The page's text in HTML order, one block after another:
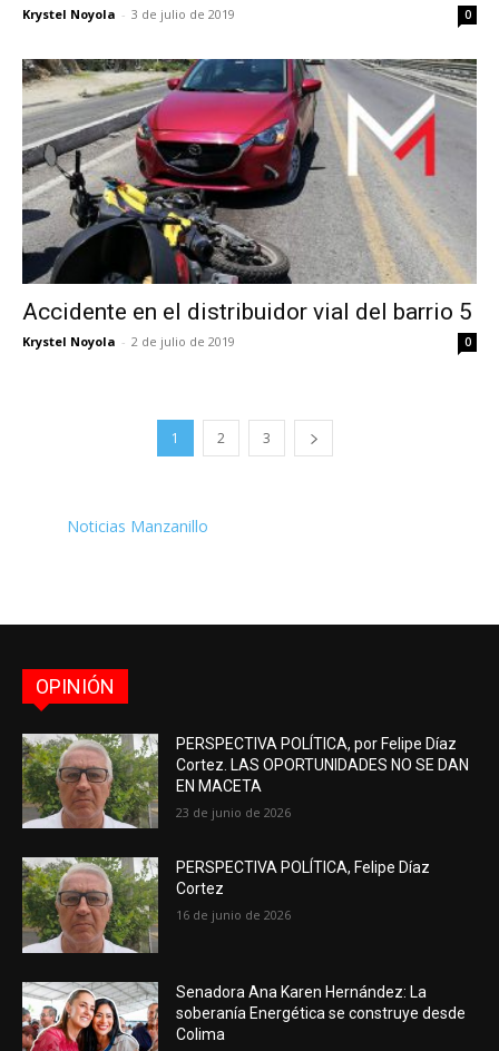
Krystel Noyola - 3 de julio de 2019 0
Accidente en el distribuidor vial del barrio 5
Krystel Noyola - 2 de julio de 2019 0
1 2 3
Noticias Manzanillo
OPINIÓN
PERSPECTIVA POLÍTICA, por Felipe Díaz
Cortez. LAS OPORTUNIDADES NO SE DAN
EN MACETA
23 de junio de 2026
PERSPECTIVA POLÍTICA, Felipe Díaz
Cortez
16 de junio de 2026
Senadora Ana Karen Hernández: La
soberanía Energética se construye desde
Colima